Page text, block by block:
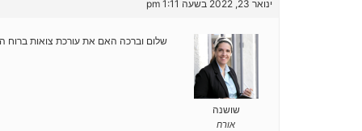
ינואר 23, 2022 בשעה 1:11 pm
שושנה
אורח
שלום וברכה האם את עורכת צואות ברוח